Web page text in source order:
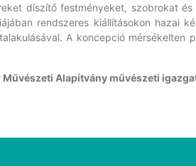
díszítő festményeket, szobrokat
rendszeres kiállításokon hazai
A koncepció mérsékelten
Alapítvány művészeti